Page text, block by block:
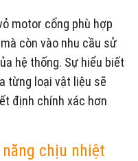
motor cổng phù hợp
còn vào nhu cầu sử
hệ thống. Sự hiểu biết
từng loại vật liệu sẽ
định chính xác hơn
chịu nhiệt